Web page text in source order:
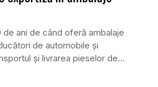
de ani de când oferă ambalaje
de automobile și
și livrarea pieselor de